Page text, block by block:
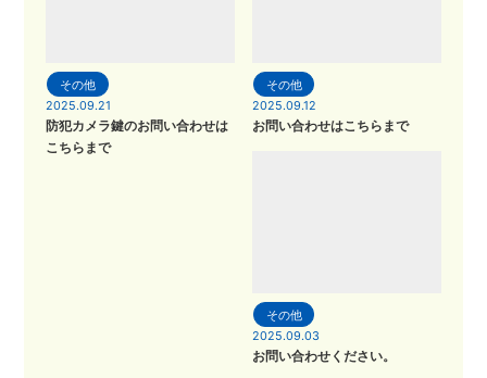
その他
2025.09.21
防犯カメラ鍵のお問い合わせは
こちらまで
その他
2025.09.12
お問い合わせはこちらまで
その他
2025.09.03
お問い合わせください。